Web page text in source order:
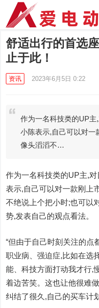
舒适出行的首选
止于此！
资讯 2023年6月5日 0:22
作为一名科技类的UP主
小陈表示,自己可以对一
像头滔滔不…
作为一名科技类的UP主,
表示,自己可以对一款刚上
不绝说上个把小时;也可以
势,发表自己的观点看法。
“但由于自己时刻关注的点
职业病、强迫症,比如在选
能、科技方面打动我才行,
着边苦笑。这也让他很难
纠结了很久,自己的买车计